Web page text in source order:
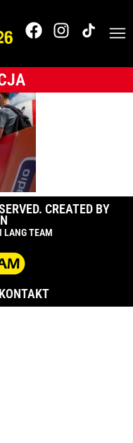
CREATED BY
LANG TEAM
KONTAKT